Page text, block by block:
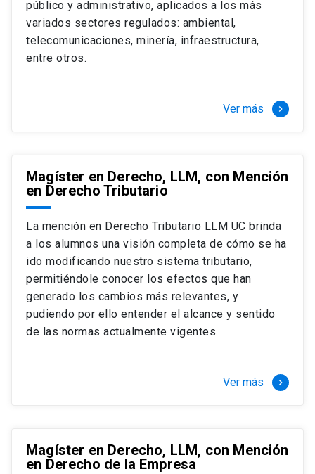
Si optas por la modalidad Full Time:
El LLM UC Full Time es una versión del programa
destinado principalmente a extranjeros, que permite
necesidades y expectativas profesionales, eligiendo
completamente al programa o compatibilizarás un
estudio intenso y exigente, con una muy baja carga
laboral, de marzo a noviembre, para dedicarte
completamente a la actividad de graduación de
diciembre a marzo.
2 cursos mínimos (10 créditos) Primer
semestre
+ 5 cursos a elección (50 créditos) Primer
semestre
+ 4 cursos a elección (40 créditos)
tres meses a tiempo completo (20
Juan Ignacio Piña Rochefort
Director Magíster en Derecho, LLM UC
público y administrativo, aplicados a los más
variados sectores regulados: ambiental,
telecomunicaciones, minería, infraestructura,
entre otros.
Ver más keyboard_arrow_right
Magíster en Derecho, LLM, con Mención
en Derecho Tributario
La mención en Derecho Tributario LLM UC brinda
a los alumnos una visión completa de cómo se ha
ido modificando nuestro sistema tributario,
permitiéndole conocer los efectos que han
generado los cambios más relevantes, y
pudiendo por ello entender el alcance y sentido
de las normas actualmente vigentes.
Ver más keyboard_arrow_right
Magíster en Derecho, LLM, con Mención
en Derecho de la Empresa